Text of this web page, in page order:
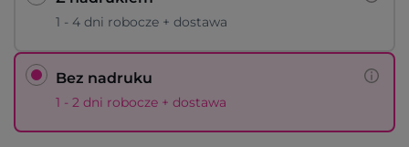
1 - 4 dni robocze + dostawa
Bez nadruku
1 - 2 dni robocze + dostawa